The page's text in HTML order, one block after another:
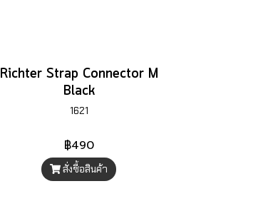
Richter Strap Connector M
Black
1621
฿490
สั่งซื้อสินค้า